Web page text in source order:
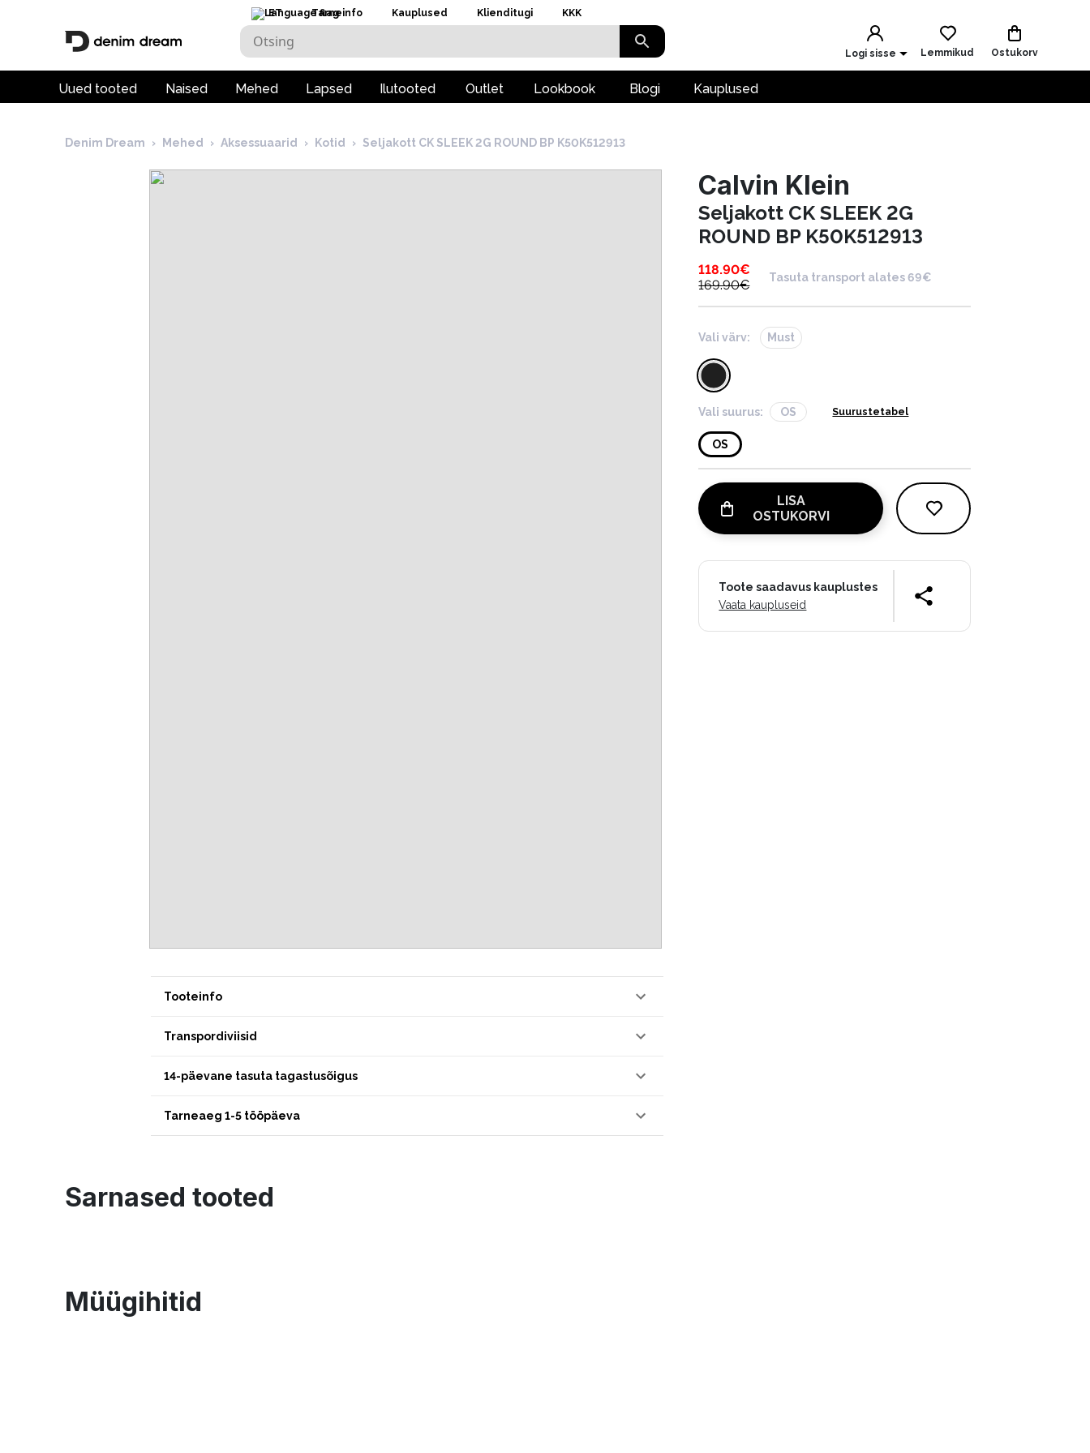
ET Tarneinfo Kauplused Klienditugi KKK
Logi sisse Lemmikud Ostukorv
Uued tooted Naised Mehed Lapsed Ilutooted Outlet Lookbook Blogi Kauplused
Denim Dream › Mehed › Aksessuaarid › Kotid › Seljakott CK SLEEK 2G ROUND BP K50K512913
Tooteinfo
Transpordiviisid
14-päevane tasuta tagastusõigus
Tarneaeg 1-5 tööpäeva
Calvin Klein
Seljakott CK SLEEK 2G
ROUND BP K50K512913
118.90€
169.90€
Tasuta transport alates 69€
Vali värv: Must
Vali suurus: OS Suurustetabel
OS
LISA
OSTUKORVI
Toote saadavus kauplustes
Vaata kaupluseid
Sarnased tooted
Müügihitid